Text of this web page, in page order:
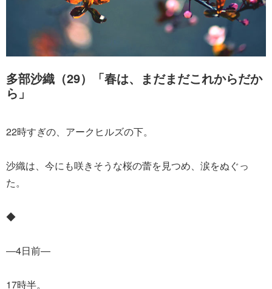
多部沙織（29）「春は、まだまだこれからだか
ら」
22時すぎの、アークヒルズの下。
沙織は、今にも咲きそうな桜の蕾を見つめ、涙をぬぐっ
た。
◆
―4日前―
17時半。